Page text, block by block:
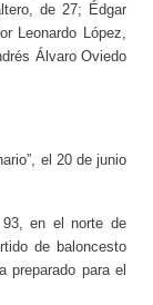
de 27; Édgar
Leonardo López,
Álvaro Oviedo
el 20 de junio
en el norte de
de baloncesto
preparado para el